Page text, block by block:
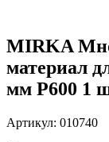
MIRKA
материал
мм P600 1
Артикул: 010740